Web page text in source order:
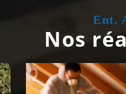
Ent.
Nos